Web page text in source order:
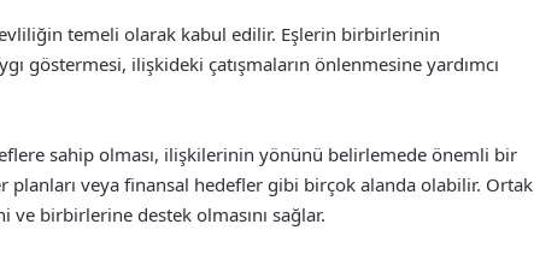
evliliğin temeli olarak kabul edilir. Eşlerin birbirlerinin
göstermesi, ilişkideki çatışmaların önlenmesine yardımcı
sahip olması, ilişkilerinin yönünü belirlemede önemli bir
planları veya finansal hedefler gibi birçok alanda olabilir. Ortak
birbirlerine destek olmasını sağlar.